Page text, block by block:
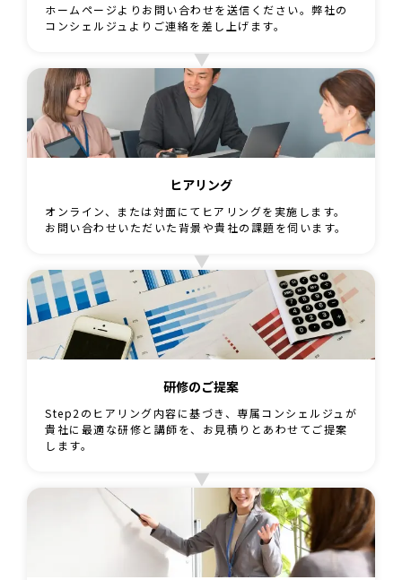
ホームページよりお問い合わせを送信ください。弊社の
コンシェルジュよりご連絡を差し上げます。
ヒアリング
オンライン、または対面にてヒアリングを実施します。
お問い合わせいただいた背景や貴社の課題を伺います。
研修のご提案
Step2のヒアリング内容に基づき、専属コンシェルジュが
貴社に最適な研修と講師を、お見積りとあわせてご提案
します。